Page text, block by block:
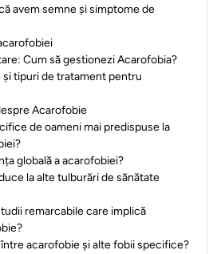
avem semne și simptome de
Cum să gestionezi Acarofobia?
tipuri de tratament pentru
Acarofobie
de oameni mai predispuse la
globală a acarofobiei?
la alte tulburări de sănătate
remarcabile care implică
acarofobie și alte fobii specifice?